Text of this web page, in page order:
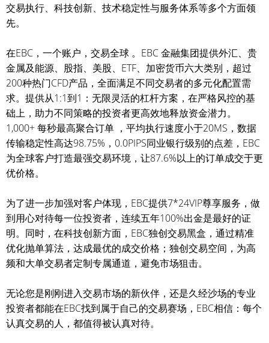
交易执行、科技创新、技术稳定性与服务体系等多个方面领
先。
在EBC，一个账户，交易全球 。EBC 金融集团提供外汇、贵
金属及能源、股指、美股、ETF、加密货币六大类别，超过
200种热门CFD产品，全面满足不同交易者的多元化配置需
求。提供从1:1到1：无限灵活的杠杆方案，在严格风控的基
础上，助力不同策略的投资者更高效地释放资金潜力。
1,000+ 每秒最高聚合订单 ，平均执行速度小于20MS，数据
传输稳定性高达98.75%，0.0PIPS同业银行级别的点差，EBC
为全球客户打造最强交易环境，让87.6%以上的订单成交于更
优价格。
为了进一步加强对客户体现，EBC提供7*24VIP尊享服务，做
到用心对待每一位投资者，连续五年100%出金是最好的证
明。同时，在科技创新方面，EBC独创交易黑盒，通过精准
优化抛单算法，达成最优的成交价格；独创交易空间，为高
频和大单交易者定制专属通道，避免市场狙击。
无论您是刚刚进入交易市场的新伙伴，还是久经沙场的专业
投资者都能在EBC找到属于自己的交易赛场，EBC相信：每个
认真交易的人，都值得被认真对待。